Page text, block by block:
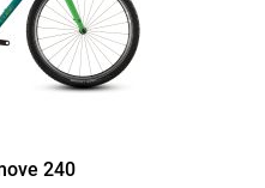
240